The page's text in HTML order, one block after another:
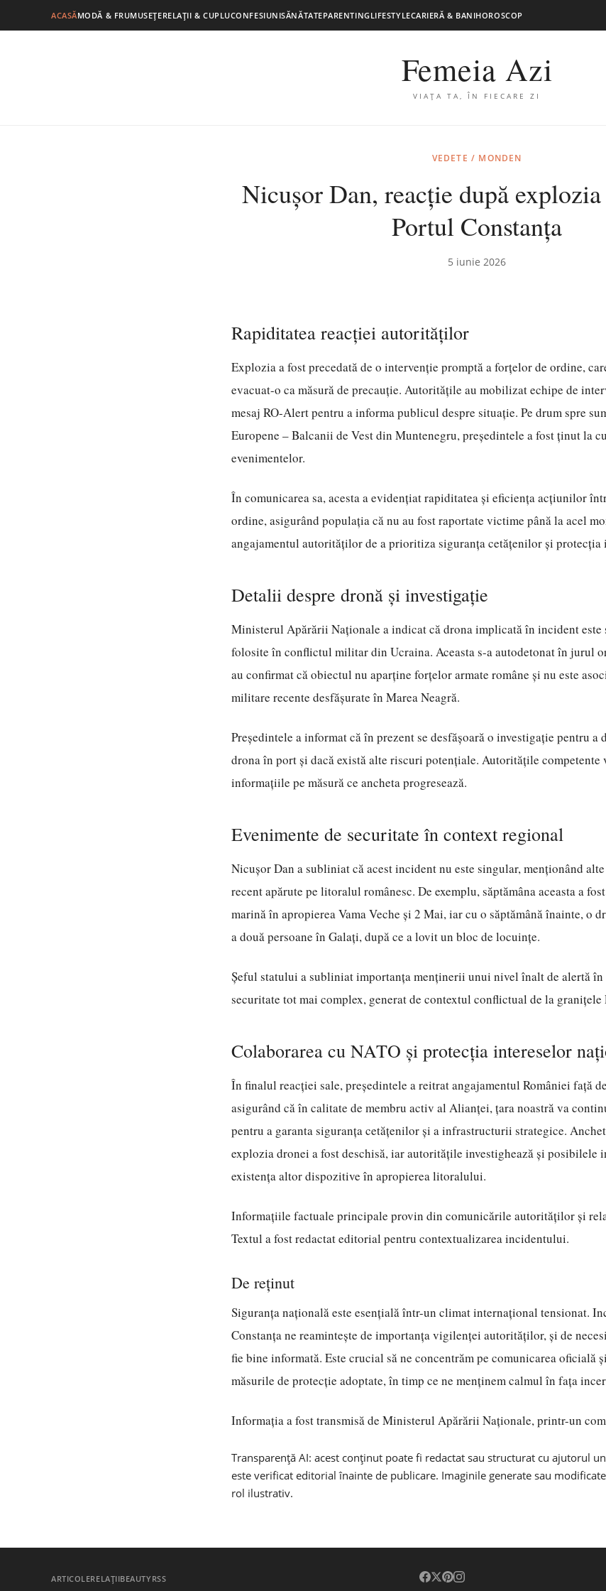
ACASĂMODĂ & FRUMUSEȚERELAȚII & CUPLUCONFESIUNISĂNĂTATEPARENTINGLIFESTYLECARIERĂ & BANIHOROSCOP
Femeia Azi
VIAȚA TA, ÎN FIECARE ZI
VEDETE / MONDEN
Nicușor Dan, reacție după
Portul Constanța
5 iunie 2026
Rapiditatea reacției autorităților
Explozia a fost precedată de o intervenție promptă a forțelor de ordine,
evacuat-o ca măsură de precauție. Autoritățile au mobilizat echipe de
mesaj RO-Alert pentru a informa publicul despre situație. Pe drum spre
Europene – Balcanii de Vest din Muntenegru, președintele a fost ținut la
evenimentelor.
În comunicarea sa, acesta a evidențiat rapiditatea și eficiența acțiunilor
ordine, asigurând populația că nu au fost raportate victime până la acel
angajamentul autorităților de a prioritiza siguranța cetățenilor și
Detalii despre dronă și investigație
Ministerul Apărării Naționale a indicat că drona implicată în incident este
folosite în conflictul militar din Ucraina. Aceasta s-a autodetonat în jurul
au confirmat că obiectul nu aparține forțelor armate române și nu este
militare recente desfășurate în Marea Neagră.
Președintele a informat că în prezent se desfășoară o investigație pentru a
drona în port și dacă există alte riscuri potențiale. Autoritățile competente
informațiile pe măsură ce ancheta progresează.
Evenimente de securitate în context regional
Nicușor Dan a subliniat că acest incident nu este singular, menționând
recent apărute pe litoralul românesc. De exemplu, săptămâna aceasta a
marină în apropierea Vama Veche și 2 Mai, iar cu o săptămână înainte, o
a două persoane în Galați, după ce a lovit un bloc de locuințe.
Șeful statului a subliniat importanța menținerii unui nivel înalt de alertă în
securitate tot mai complex, generat de contextul conflictual de la granițele
Colaborarea cu NATO și protecția intereselor
În finalul reacției sale, președintele a reitrat angajamentul României față
asigurând că în calitate de membru activ al Alianței, țara noastră va
pentru a garanta siguranța cetățenilor și a infrastructurii strategice.
explozia dronei a fost deschisă, iar autoritățile investighează și
existența altor dispozitive în apropierea litoralului.
Informațiile factuale principale provin din comunicările autorităților și
Textul a fost redactat editorial pentru contextualizarea incidentului.
De reținut
Siguranța națională este esențială într-un climat internațional tensionat.
Constanța ne reamintește de importanța vigilenței autorităților, și de
fie bine informată. Este crucial să ne concentrăm pe comunicarea oficială
măsurile de protecție adoptate, în timp ce ne menținem calmul în fața
Informația a fost transmisă de Ministerul Apărării Naționale, printr-un
Transparență AI: acest conținut poate fi redactat sau structurat cu ajutorul
este verificat editorial înainte de publicare. Imaginile generate sau
rol ilustrativ.
ARTICOLERELAȚIIBEAUTYRSS